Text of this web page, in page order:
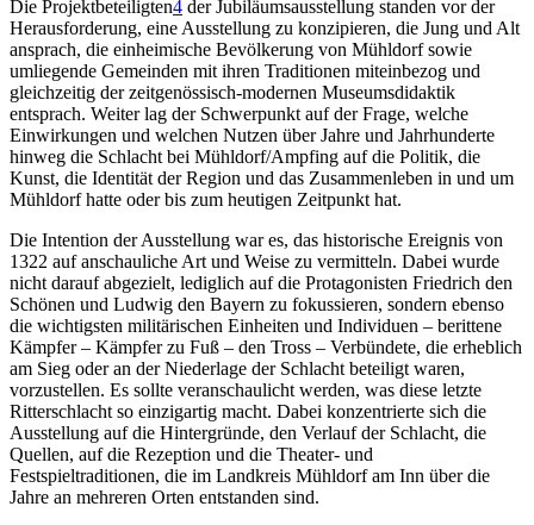
Die Projektbeteiligten4 der Jubiläumsausstellung standen vor der
Herausforderung, eine Ausstellung zu konzipieren, die Jung und Alt
ansprach, die einheimische Bevölkerung von Mühldorf sowie
umliegende Gemeinden mit ihren Traditionen miteinbezog und
gleichzeitig der zeitgenössisch-modernen Museumsdidaktik
entsprach. Weiter lag der Schwerpunkt auf der Frage, welche
Einwirkungen und welchen Nutzen über Jahre und Jahrhunderte
hinweg die Schlacht bei Mühldorf/Ampfing auf die Politik, die
Kunst, die Identität der Region und das Zusammenleben in und um
Mühldorf hatte oder bis zum heutigen Zeitpunkt hat.
Die Intention der Ausstellung war es, das historische Ereignis von
1322 auf anschauliche Art und Weise zu vermitteln. Dabei wurde
nicht darauf abgezielt, lediglich auf die Protagonisten Friedrich den
Schönen und Ludwig den Bayern zu fokussieren, sondern ebenso
die wichtigsten militärischen Einheiten und Individuen – berittene
Kämpfer – Kämpfer zu Fuß – den Tross – Verbündete, die erheblich
am Sieg oder an der Niederlage der Schlacht beteiligt waren,
vorzustellen. Es sollte veranschaulicht werden, was diese letzte
Ritterschlacht so einzigartig macht. Dabei konzentrierte sich die
Ausstellung auf die Hintergründe, den Verlauf der Schlacht, die
Quellen, auf die Rezeption und die Theater- und
Festspieltraditionen, die im Landkreis Mühldorf am Inn über die
Jahre an mehreren Orten entstanden sind.